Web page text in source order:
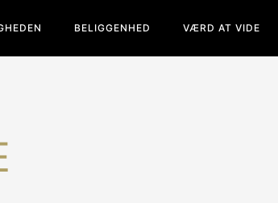
BELIGGENHED VÆRD AT VIDE